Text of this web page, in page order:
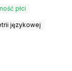
płci
językowej